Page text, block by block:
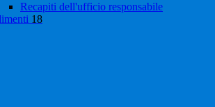
Recapiti dell'ufficio responsabile
18